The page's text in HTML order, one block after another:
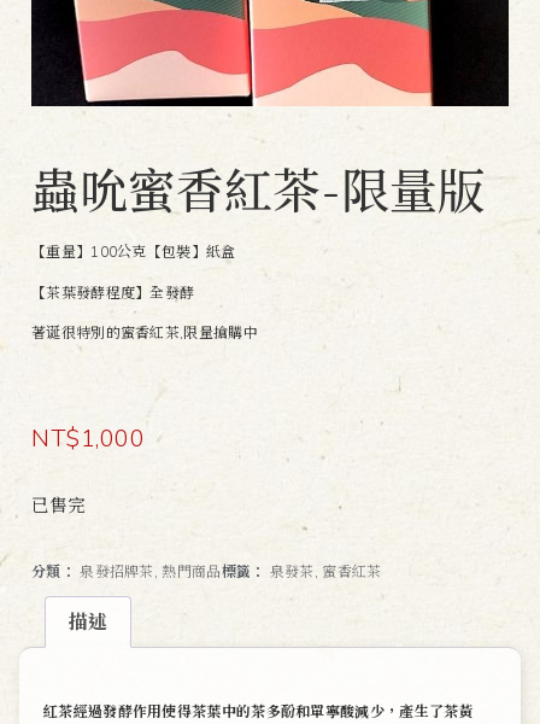
蟲吮蜜香紅茶-限量版
【重量】100公克 【包裝】紙盒
【茶葉發酵程度】全發酵
著诞很特別的蜜香紅茶,限量搶購中
NT$1,000
已售完
分類： 泉發招牌茶, 熱門商品標籤： 泉發茶, 蜜香紅茶
描述
紅茶經過發酵作用使得茶葉中的茶多酚和單寧酸減少，產生了茶黃